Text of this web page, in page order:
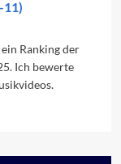
Ranking der
Ich bewerte